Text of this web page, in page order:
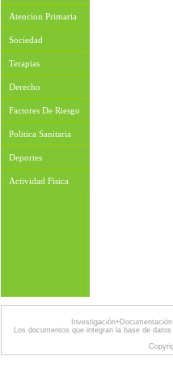
Atencion Primaria
Sociedad
Terapias
Derecho
Factores De Riesgo
Politica Sanitaria
Deportes
Actividad Fisica
Los documentos que integran la base de datos